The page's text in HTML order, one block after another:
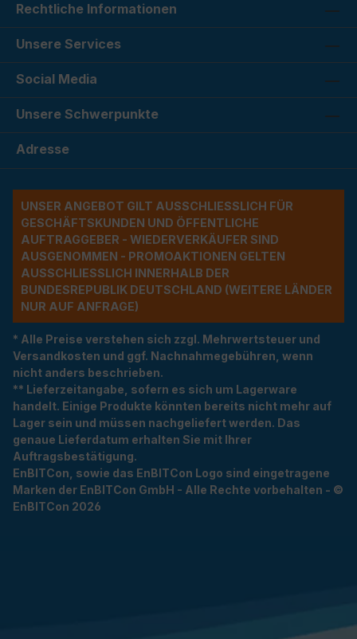
Rechtliche Informationen
Unsere Services
Social Media
Unsere Schwerpunkte
Adresse
UNSER ANGEBOT GILT AUSSCHLIESSLICH FÜR G
ESCHÄFTSKUNDEN UND ÖFFENTLICHE A
UFTRAGGEBER - WIEDERVERKÄUFER SIND A
USGENOMMEN - PROMOAKTIONEN GELTEN A
USSCHLIESSLICH INNERHALB DER BU
NDESREPUBLIK DEUTSCHLAND (WEITERE LÄNDER NU
R AUF ANFRAGE)
* Alle Preise verstehen sich zzgl. Mehrwertsteuer und
Versandkosten und ggf. Nachnahmegebühren, wenn
nicht anders beschrieben.
** Lieferzeitangabe, sofern es sich um Lagerware
handelt. Einige Produkte könnten bereits nicht mehr auf
Lager sein und müssen nachgeliefert werden. Das
genaue Lieferdatum erhalten Sie mit Ihrer
Auftragsbestätigung.
EnBITCon, sowie das EnBITCon Logo sind eingetragene
Marken der EnBITCon GmbH - Alle Rechte vorbehalten - ©
EnBITCon 2026